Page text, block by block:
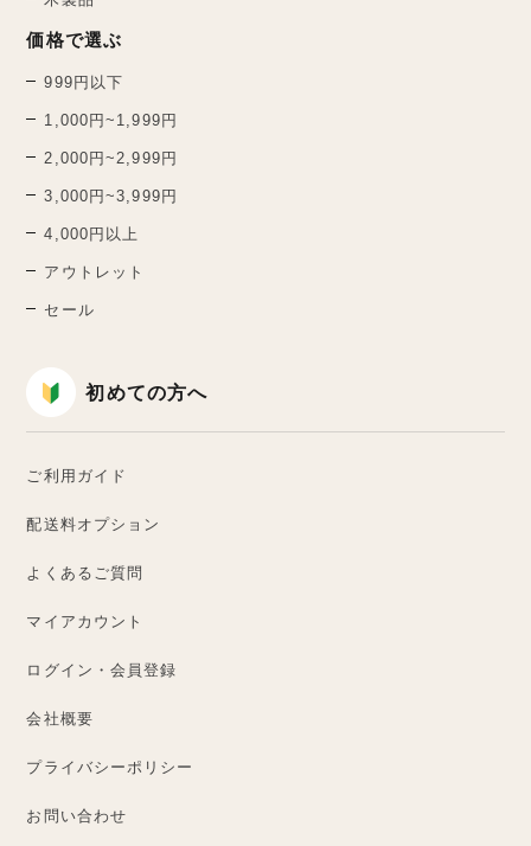
価格で選ぶ
999円以下
1,000円~1,999円
2,000円~2,999円
3,000円~3,999円
4,000円以上
アウトレット
セール
初めての方へ
ご利用ガイド
配送料オプション
よくあるご質問
マイアカウント
ログイン・会員登録
会社概要
プライバシーポリシー
お問い合わせ